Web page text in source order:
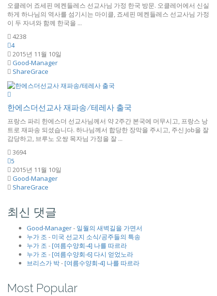
오클레어 죠세핀 메켄들레스 선교사님 가정 한국 방문. 오클레어에서 신실
하게 하나님의 역사를 섬기시는 마이클, 죠세핀 메켄들레스 선교사님 가정
이 두 자녀와 함께 한국을 ...
4238
4
2015년 11월 10일
Good-Manager
ShareGrace
한에스더선교사 재파송/테레사 출국
프랑스 파리 한에스더 선교사님께서 약 2주간 본국에 머무시고, 프랑스 낭
트로 재파송 되셨습니다. 하나님께서 합당한 장막을 주시고, 주신 Job을 잘
감당하고, 브루노 오쌍 목자님 가정을 잘 ...
3694
5
2015년 11월 10일
Good-Manager
ShareGrace
최신 댓글
Good-Manager- 일월의 새벽길을 가면서
누가 조 - 미국 선교지 소식/공주들의 특송
누가 조 -[여름수양회-4] 나를 따르라
누가 조 -[여름수양회-6] 다시 얻었노라
브리스가 박-[여름수양회-4] 나를 따르라
Most Popular